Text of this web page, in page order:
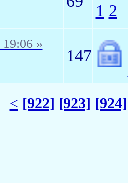
1 2
19:06 »
147
< [922] [923] [924]